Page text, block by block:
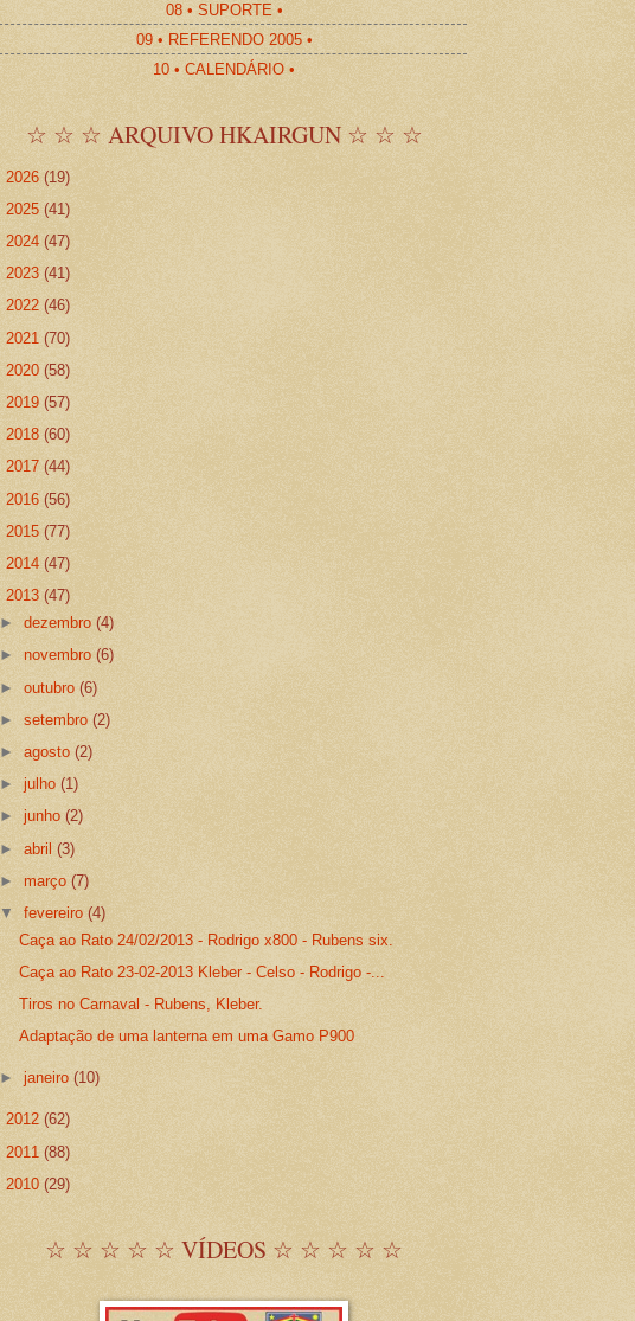
08 • SUPORTE •
09 • REFERENDO 2005 •
10 • CALENDÁRIO •
☆ ☆ ☆ ARQUIVO HKAIRGUN ☆ ☆ ☆
2026 (19)
2025 (41)
2024 (47)
2023 (41)
2022 (46)
2021 (70)
2020 (58)
2019 (57)
2018 (60)
2017 (44)
2016 (56)
2015 (77)
2014 (47)
2013 (47)
►dezembro(4)
►novembro(6)
►outubro(6)
►setembro(2)
►agosto(2)
►julho(1)
►junho(2)
►abril(3)
►março(7)
▼fevereiro(4)
Caça ao Rato 24/02/2013 - Rodrigo x800 - Rubens six.
Caça ao Rato 23-02-2013 Kleber - Celso - Rodrigo -...
Tiros no Carnaval - Rubens, Kleber.
Adaptação de uma lanterna em uma Gamo P900
► janeiro(10)
2012 (62)
2011 (88)
2010 (29)
☆ ☆ ☆ ☆ ☆ VÍDEOS ☆ ☆ ☆ ☆ ☆